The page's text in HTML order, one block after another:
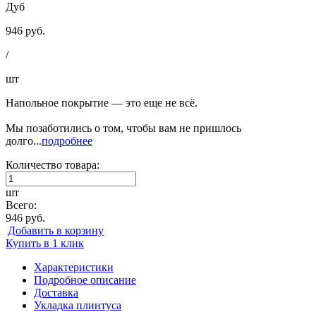
Дуб
946 руб.
/
шт
Напольное покрытие — это еще не всё.
Мы позаботились о том, чтобы вам не пришлось
долго...подробнее
Количество товара:
шт
Всего:
946 руб.
Добавить в корзину
Купить в 1 клик
Характеристики
Подробное описание
Доставка
Укладка плинтуса